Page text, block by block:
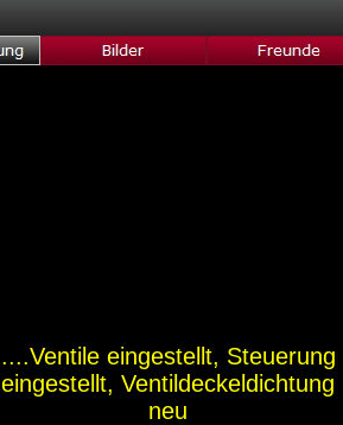
....Ventile eingestellt, Steuerung
eingestellt, Ventildeckeldichtung
neu